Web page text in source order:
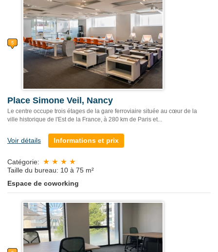
Place Simone Veil, Nancy
Le centre occupe trois étages de la gare ferroviaire située au cœur de la
ville historique de l'Est de la France, à 280 km de Paris et...
Voir détails Informations et prix
Catégorie:
Taille du bureau: 10 à 75 m²
Espace de coworking